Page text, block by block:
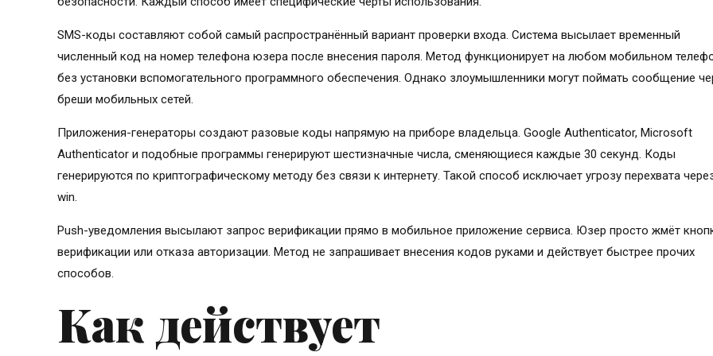
SMS-коды составляют собой самый распространённый вариант проверки входа. Система высылает временный
численный код на номер телефона юзера после внесения пароля. Метод функционирует на любом мобильном
без установки вспомогательного программного обеспечения. Однако злоумышленники могут поймать сообщение
бреши мобильных сетей.
Приложения-генераторы создают разовые коды напрямую на приборе владельца. Google Authenticator, Microsoft
Authenticator и подобные программы генерируют шестизначные числа, сменяющиеся каждые 30 секунд. Коды
генерируются по криптографическому методу без связи к интернету. Такой способ исключает угрозу перехвата
win.
Push-уведомления высылают запрос верификации прямо в мобильное приложение сервиса. Юзер просто жмёт
верификации или отказа авторизации. Метод не запрашивает внесения кодов руками и действует быстрее прочих
способов.
Как действует